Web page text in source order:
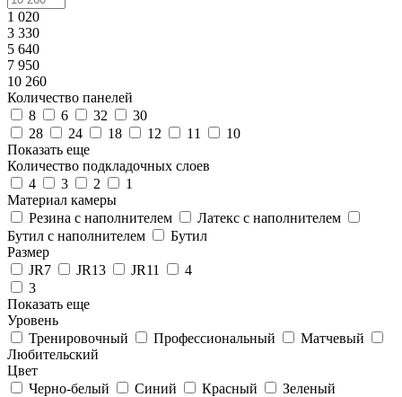
1 020
3 330
5 640
7 950
10 260
Количество панелей
8
6 32
30
28
24 18 12 11
10
Показать еще
Количество подкладочных слоев
4
3 2
1
Материал камеры
Резина с наполнителем
Латекс с наполнителем
Бутил с наполнителем
Бутил
Размер
JR7
JR13 JR11
4
3
Показать еще
Уровень
Тренировочный
Профессиональный
Матчевый
Любительский
Цвет
Черно-белый
Синий Красный
Зеленый